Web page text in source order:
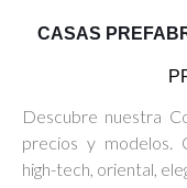
CASAS
Descubre nuestra
precios y modelos.
high-tech, oriental,